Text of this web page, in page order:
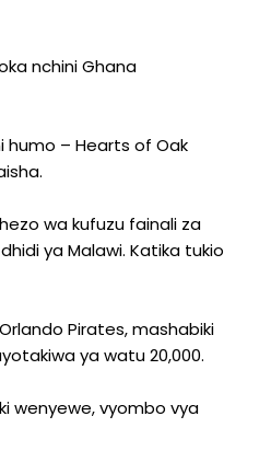
nchini Ghana
humo – Hearts of Oak
wa kufuzu fainali za
ya Malawi. Katika tukio
Pirates, mashabiki
ya watu 20,000.
wenyewe, vyombo vya